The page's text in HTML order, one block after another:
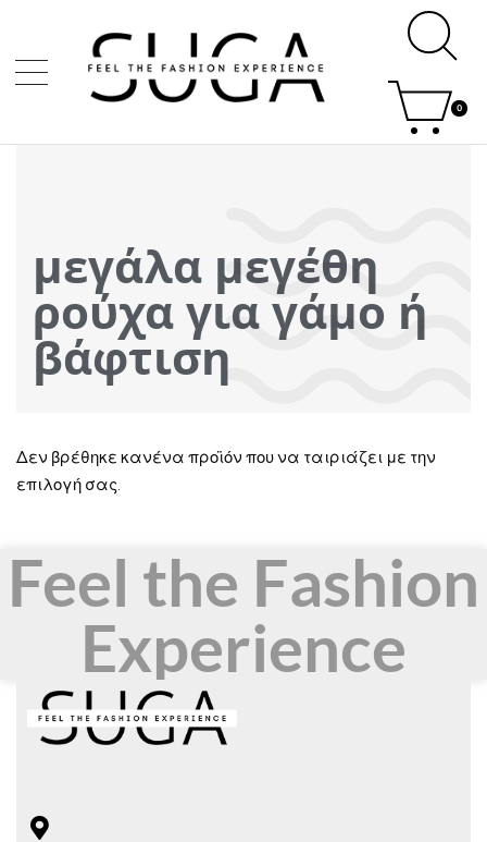
0
μεγάλα μεγέθη
ρούχα για γάμο ή
βάφτιση
Δεν βρέθηκε κανένα προϊόν που να ταιριάζει με την
επιλογή σας.
Feel the Fashion
Experience